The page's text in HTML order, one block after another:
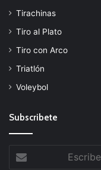
Tirachinas
Tiro al Plato
Tiro con Arco
Triatlón
Voleybol
Subscribete
tu